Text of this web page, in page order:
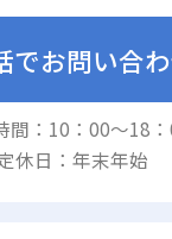
確認を行い、法
す。必要に応じ
たします。
でお問い合
間：10：00～18
休日：年末年始